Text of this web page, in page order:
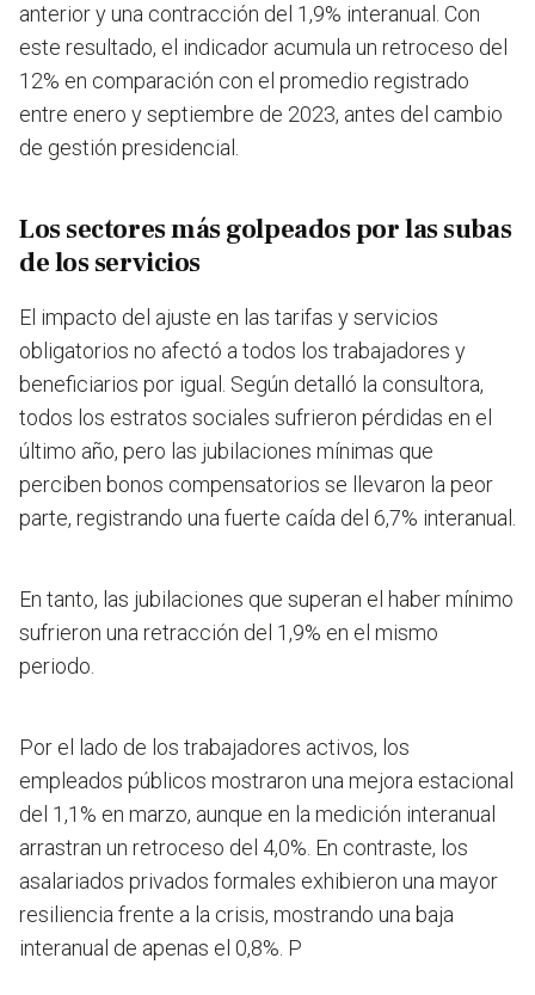
anterior y una contracción del 1,9% interanual. Con
este resultado, el indicador acumula un retroceso del
12% en comparación con el promedio registrado
entre enero y septiembre de 2023, antes del cambio
de gestión presidencial.
Los sectores más golpeados por las subas
de los servicios
El impacto del ajuste en las tarifas y servicios
obligatorios no afectó a todos los trabajadores y
beneficiarios por igual. Según detalló la consultora,
todos los estratos sociales sufrieron pérdidas en el
último año, pero las jubilaciones mínimas que
perciben bonos compensatorios se llevaron la peor
parte, registrando una fuerte caída del 6,7% interanual.
En tanto, las jubilaciones que superan el haber mínimo
sufrieron una retracción del 1,9% en el mismo
periodo.
Por el lado de los trabajadores activos, los
empleados públicos mostraron una mejora estacional
del 1,1% en marzo, aunque en la medición interanual
arrastran un retroceso del 4,0%. En contraste, los
asalariados privados formales exhibieron una mayor
resiliencia frente a la crisis, mostrando una baja
interanual de apenas el 0,8%. P